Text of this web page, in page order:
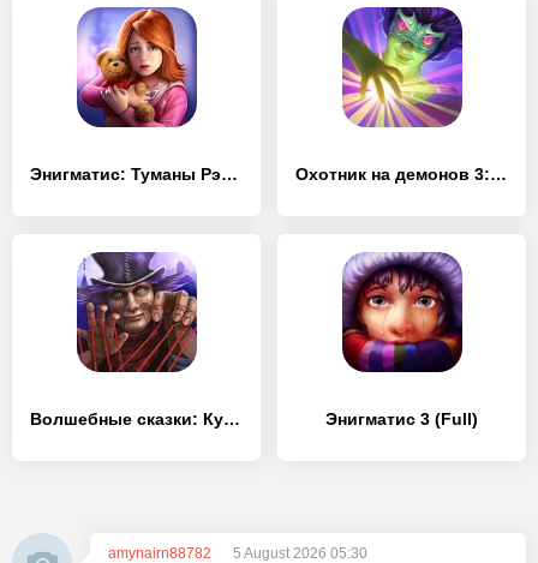
Энигматис: Туманы Рэйвенвуда (Full) Охотник на демонов 3: Разоблачение (Full)
Волшебные сказки: Кукольный Вор (Full) Энигматис 3 (Full)
amynairn88782
5 August 2026 05:30